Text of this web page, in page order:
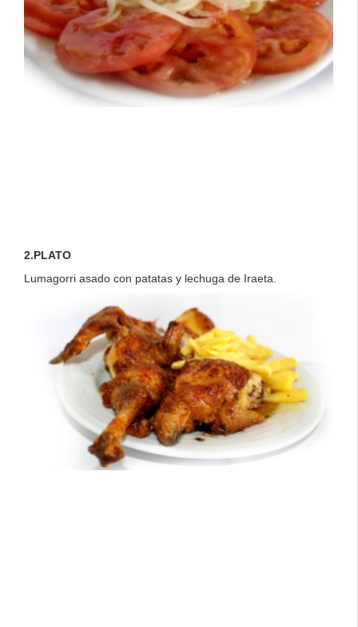
2.PLATO
Lumagorri asado con patatas y lechuga de Iraeta.